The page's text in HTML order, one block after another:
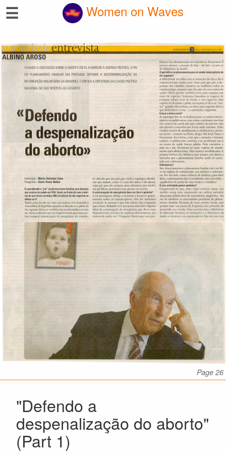
☰ Women on Waves
Page 26
"Defendo a
despenalização do aborto"
(Part 1)